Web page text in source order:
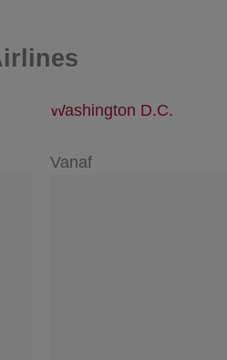
Washington D.C.
Vanaf